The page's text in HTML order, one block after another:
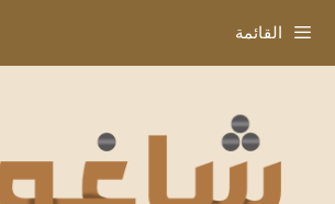
إلى
المحتوى
القائمة